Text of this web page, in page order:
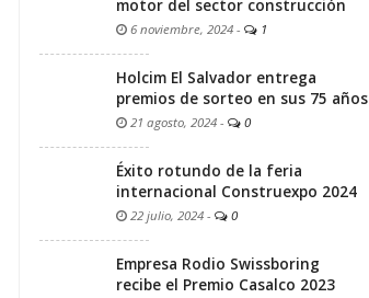
motor del sector construcción
6 noviembre, 2024 - 1
Holcim El Salvador entrega
premios de sorteo en sus 75 años
21 agosto, 2024 - 0
Éxito rotundo de la feria
internacional Construexpo 2024
22 julio, 2024 - 0
Empresa Rodio Swissboring
recibe el Premio Casalco 2023